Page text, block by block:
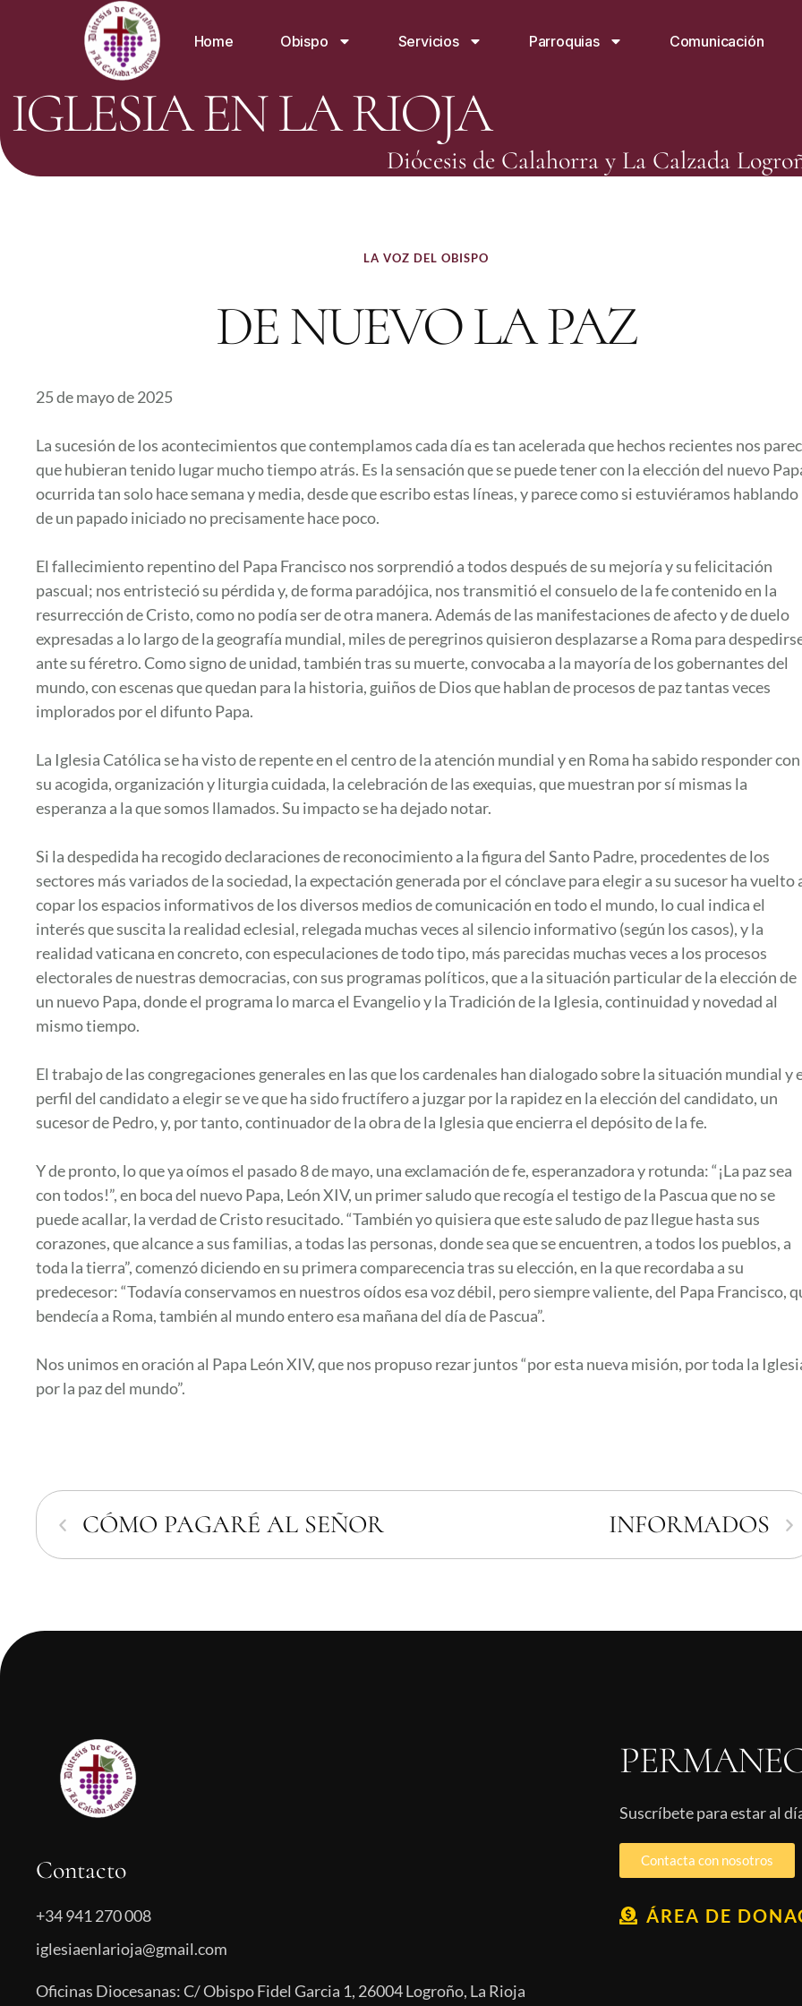
Home Obispo Servicios Parroquias Comunicación
IGLESIA EN LA RIOJA
Diócesis de Calahorra y La Calzada
LA VOZ DEL OBISPO
DE NUEVO LA PAZ
25 de mayo de 2025
La sucesión de los acontecimientos que contemplamos cada día es tan acelerada que hechos recientes nos
que hubieran tenido lugar mucho tiempo atrás. Es la sensación que se puede tener con la elección del nuevo
ocurrida tan solo hace semana y media, desde que escribo estas líneas, y parece como si estuviéramos hablando
de un papado iniciado no precisamente hace poco.
El fallecimiento repentino del Papa Francisco nos sorprendió a todos después de su mejoría y su felicitación
pascual; nos entristeció su pérdida y, de forma paradójica, nos transmitió el consuelo de la fe contenido en la
resurrección de Cristo, como no podía ser de otra manera. Además de las manifestaciones de afecto y de duelo
expresadas a lo largo de la geografía mundial, miles de peregrinos quisieron desplazarse a Roma para
ante su féretro. Como signo de unidad, también tras su muerte, convocaba a la mayoría de los gobernantes del
mundo, con escenas que quedan para la historia, guiños de Dios que hablan de procesos de paz tantas veces
implorados por el difunto Papa.
La Iglesia Católica se ha visto de repente en el centro de la atención mundial y en Roma ha sabido responder con
su acogida, organización y liturgia cuidada, la celebración de las exequias, que muestran por sí mismas la
esperanza a la que somos llamados. Su impacto se ha dejado notar.
Si la despedida ha recogido declaraciones de reconocimiento a la figura del Santo Padre, procedentes de los
sectores más variados de la sociedad, la expectación generada por el cónclave para elegir a su sucesor ha vuelto
copar los espacios informativos de los diversos medios de comunicación en todo el mundo, lo cual indica el
interés que suscita la realidad eclesial, relegada muchas veces al silencio informativo (según los casos), y la
realidad vaticana en concreto, con especulaciones de todo tipo, más parecidas muchas veces a los procesos
electorales de nuestras democracias, con sus programas políticos, que a la situación particular de la elección de
un nuevo Papa, donde el programa lo marca el Evangelio y la Tradición de la Iglesia, continuidad y novedad al
mismo tiempo.
El trabajo de las congregaciones generales en las que los cardenales han dialogado sobre la situación mundial y
perfil del candidato a elegir se ve que ha sido fructífero a juzgar por la rapidez en la elección del candidato, un
sucesor de Pedro, y, por tanto, continuador de la obra de la Iglesia que encierra el depósito de la fe.
Y de pronto, lo que ya oímos el pasado 8 de mayo, una exclamación de fe, esperanzadora y rotunda: “¡La paz sea
con todos!”, en boca del nuevo Papa, León XIV, un primer saludo que recogía el testigo de la Pascua que no se
puede acallar, la verdad de Cristo resucitado. “También yo quisiera que este saludo de paz llegue hasta sus
corazones, que alcance a sus familias, a todas las personas, donde sea que se encuentren, a todos los pueblos, a
toda la tierra”, comenzó diciendo en su primera comparecencia tras su elección, en la que recordaba a su
predecesor: “Todavía conservamos en nuestros oídos esa voz débil, pero siempre valiente, del Papa Francisco,
bendecía a Roma, también al mundo entero esa mañana del día de Pascua”.
Nos unimos en oración al Papa León XIV, que nos propuso rezar juntos “por esta nueva misión, por toda la
por la paz del mundo”.
CÓMO PAGARÉ AL SEÑOR INFORMADOS
Contacto
+34 941 270 008
iglesiaenlarioja@gmail.com
Oficinas Diocesanas: C/ Obispo Fidel Garcia 1, 26004 Logroño, La Rioja
Suscríbete para estar al
Contacta con nosotros
ÁREA DE